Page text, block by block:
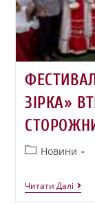
ЗІРКА»
Новини
Читати Далі